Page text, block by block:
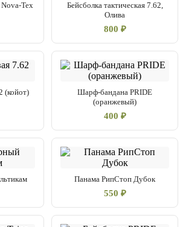
Tex
Бейсболка тактическая 7.62,
Олива
800 ₽
(койот)
Шарф-бандана PRIDE
(оранжевый)
400 ₽
Панама РипСтоп Дубок
550 ₽